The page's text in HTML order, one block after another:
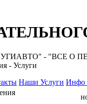
-
- Услуги
Наши Услуги Инфо